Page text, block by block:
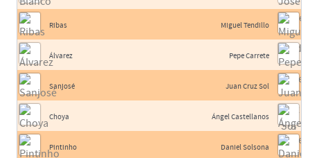
Ribas
Álvarez
Sanjosé
Choya
Pintinho
Miguel Tendillo
Pepe Carrete
Juan Cruz Sol
Ángel Castellanos
Daniel Solsona